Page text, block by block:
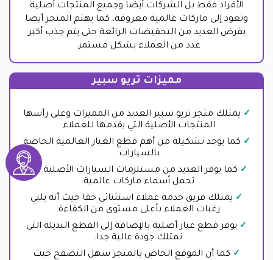
الأفراد فقط بل الشركات أيضا وجميع المنتجات أصلية
وتعود إلى ماركات عالمية معروفة، كما يهتم المتجر أيضا
بفرض العديد من التخفيضات الرائعة حتى يتم جذب أكبر
عدد من العملاء بشكل مستمر.
مميزات تريو سبير
يمتلك متجر تريو سبير العديد من المميزات وعلى رأسها
المنتجات الأصلية التي يقدمها للعملاء.
كما يوجد تشكيلة من أهم قطع الغيار العالمية الخاصة
بالسيارات.
كما يوفر العديد من مستلزمات السيارات الأصلية التي
تحمل أسماء ماركات عالمية.
يمتلك فريق خدمة عملاء استثنائي حقا حيث أنه يلبي
رغبات العملاء بأعلى مستوى من الكفاءة.
يوفر قطع غيار أصلية بالإضافة إلى القطع البديلة التي
تمتلك جودة عالية جدا.
كما أن الموقع الخاص بالمتجر سهل التصفح حيث